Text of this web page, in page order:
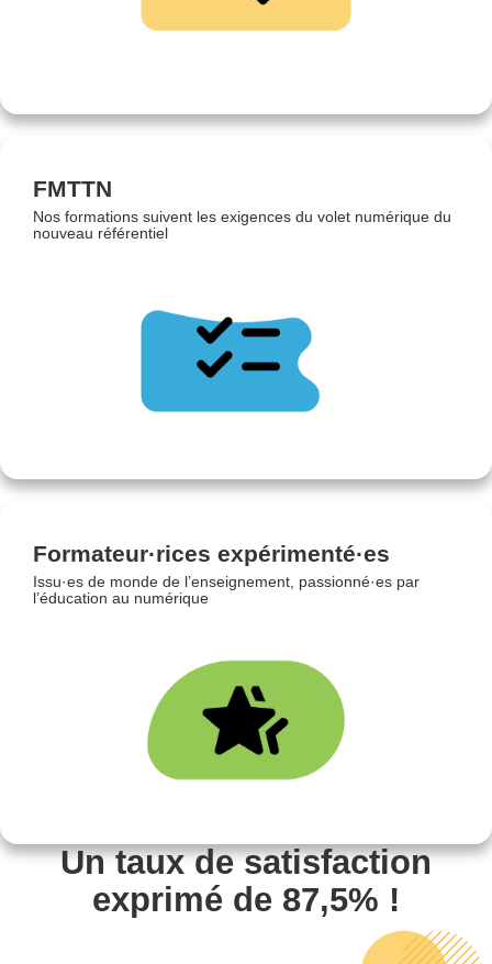
FMTTN
Nos formations suivent les exigences du volet numérique du
nouveau référentiel
Formateur·rices expérimenté·es
Issu·es de monde de l’enseignement, passionné·es par
l’éducation au numérique
Un taux de satisfaction
exprimé de 87,5% !